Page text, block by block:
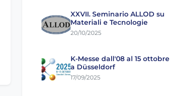
XXVII. Seminario ALLOD su
Materiali e Tecnologie
20/10/2025
K-Messe dall'08 al 15 ottobre
a Düsseldorf
17/09/2025